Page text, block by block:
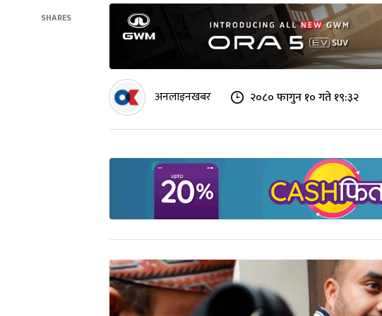
SHARES
अनलाइनखबर २०८० फागुन १० गते १९:३२